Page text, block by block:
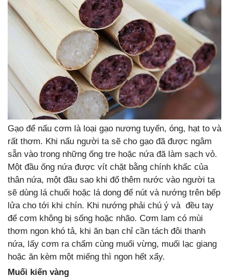
Gạo để nấu cơm là loại gạo nương tuyển, óng, hạt to và
rất thơm. Khi nấu người ta sẽ cho gạo đã được ngâm
sẵn vào trong những ống tre hoặc nứa đã làm sạch vỏ.
Một đầu ống nứa được vít chặt bằng chính khấc của
thân nứa, một đầu sao khi đổ thêm nước vào người ta
sẽ dùng lá chuối hoặc lá dong để nút và nướng trên bếp
lửa cho tới khi chín. Khi nướng phải chú ý và đều tay
để cơm không bị sống hoặc nhão. Cơm lam có mùi
thơm ngon khó tả, khi ăn bạn chỉ cần tách đôi thanh
nứa, lấy cơm ra chấm cùng muối vừng, muối lạc giang
hoặc ăn kèm một miếng thì ngon hết xẩy.
Muối kiến vàng